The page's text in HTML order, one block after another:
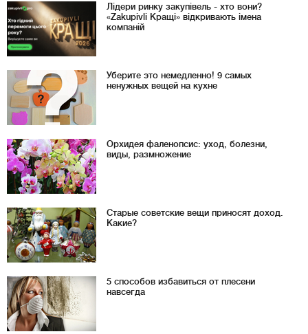
Лідери ринку закупівель - хто вони?
«Zakupivli Кращі» відкривають імена
компаній
Уберите это немедленно! 9 самых
ненужных вещей на кухне
Орхидея фаленопсис: уход, болезни,
виды, размножение
Старые советские вещи приносят доход.
Какие?
5 способов избавиться от плесени
навсегда